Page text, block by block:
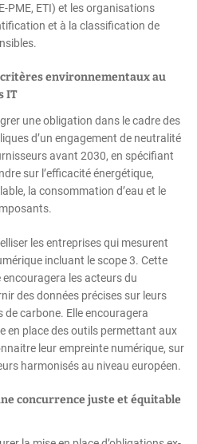
PME, ETI) et les organisations
et à la classification de
environnementaux au
IT
une obligation dans le cadre des
d’un engagement de neutralité
avant 2030, en spécifiant
sur l’efficacité énergétique,
la consommation d’eau et le
les entreprises qui mesurent
incluant le scope 3. Cette
les acteurs du
des données précises sur leurs
de carbone. Elle encouragera
en place des outils permettant aux
leur empreinte numérique, sur
harmonisés au niveau européen.
concurrence juste et équitable